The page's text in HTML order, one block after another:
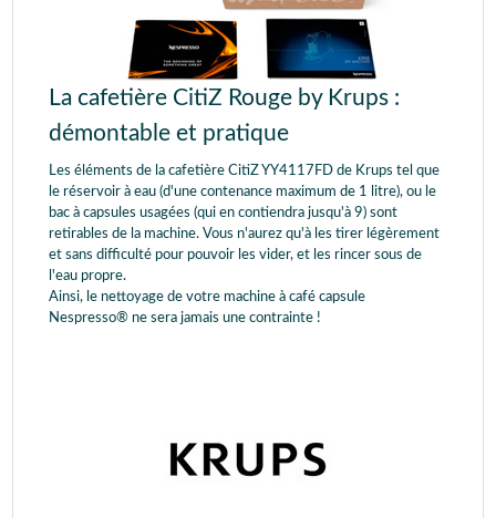
La cafetière CitiZ Rouge by Krups :
démontable et pratique
Les éléments de la cafetière CitiZ YY4117FD de Krups tel que
le réservoir à eau (d'une contenance maximum de 1 litre), ou le
bac à capsules usagées (qui en contiendra jusqu'à 9) sont
retirables de la machine. Vous n'aurez qu'à les tirer légèrement
et sans difficulté pour pouvoir les vider, et les rincer sous de
l'eau propre.
Ainsi, le nettoyage de votre machine à café capsule
Nespresso® ne sera jamais une contrainte !